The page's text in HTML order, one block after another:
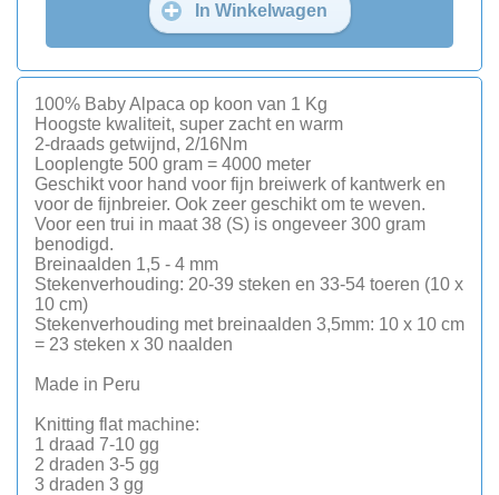
In Winkelwagen
100% Baby Alpaca op koon van 1 Kg
Hoogste kwaliteit, super zacht en warm
2-draads getwijnd, 2/16Nm
Looplengte 500 gram = 4000 meter
Geschikt voor hand voor fijn breiwerk of kantwerk en
voor de fijnbreier. Ook zeer geschikt om te weven.
Voor een trui in maat 38 (S) is ongeveer 300 gram
benodigd.
Breinaalden 1,5 - 4 mm
Stekenverhouding: 20-39 steken en 33-54 toeren (10 x
10 cm)
Stekenverhouding met breinaalden 3,5mm: 10 x 10 cm
= 23 steken x 30 naalden
Made in Peru
Knitting flat machine:
1 draad 7-10 gg
2 draden 3-5 gg
3 draden 3 gg